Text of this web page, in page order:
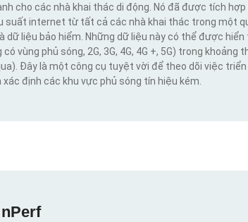
cho các nhà khai thác di động. Nó đã được tích
suất internet từ tất cả các nhà khai thác trong một
dữ liệu bảo hiểm. Những dữ liệu này có thể được
vùng phủ sóng, 2G, 3G, 4G, 4G +, 5G) trong khoảng
Đây là một công cụ tuyệt vời để theo dõi việc
định các khu vực phủ sóng tín hiệu kém.